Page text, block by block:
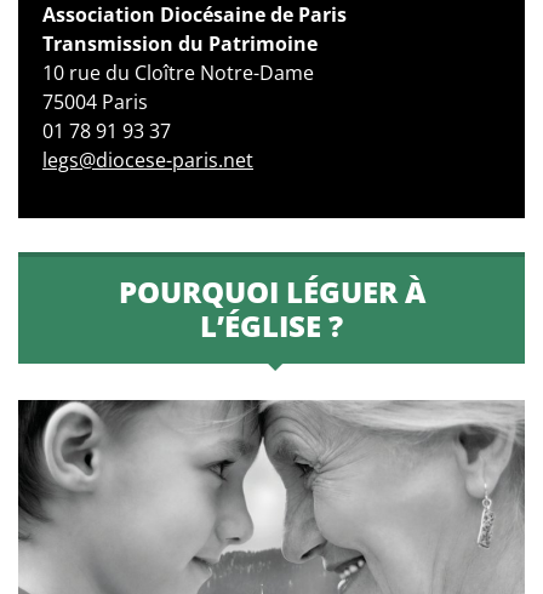
Association Diocésaine de Paris
Transmission du Patrimoine
10 rue du Cloître Notre-Dame
75004 Paris
01 78 91 93 37
legs@diocese-paris.net
POURQUOI LÉGUER À
L’ÉGLISE ?